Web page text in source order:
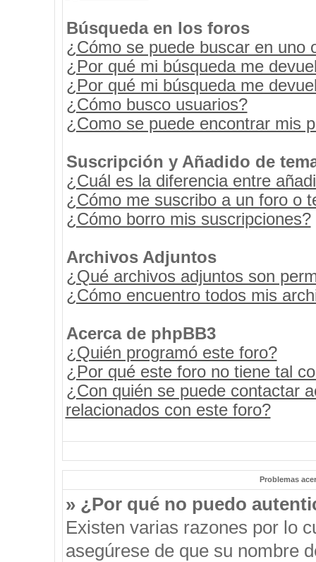
Búsqueda en los foros
¿Cómo se puede buscar en uno
¿Por qué mi búsqueda me
¿Por qué mi búsqueda me
¿Cómo busco usuarios?
¿Como se puede encontrar mis
Suscripción y Añadido de
¿Cuál es la diferencia entre
¿Cómo me suscribo a un foro o
¿Cómo borro mis suscripciones?
Archivos Adjuntos
¿Qué archivos adjuntos son
¿Cómo encuentro todos mis
Acerca de phpBB3
¿Quién programó este foro?
¿Por qué este foro no tiene tal
¿Con quién se puede contactar
relacionados con este foro?
Problemas
» ¿Por qué no puedo
Existen varias razones por lo
asegúrese de que su nombre